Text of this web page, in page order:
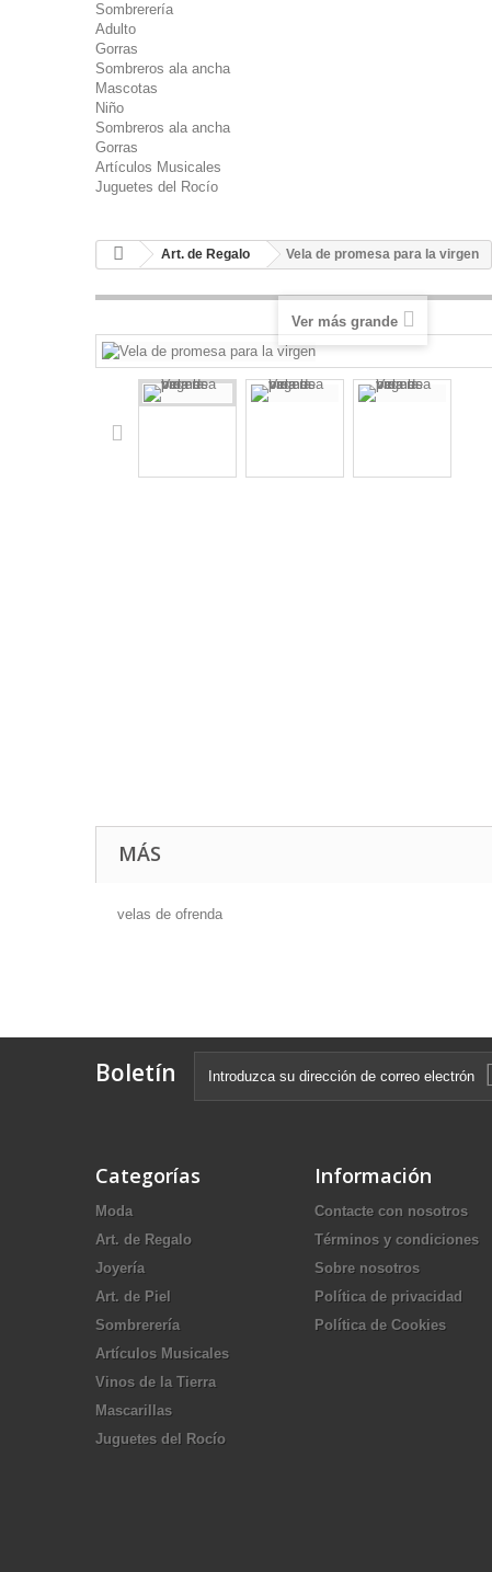
Sombrerería
Adulto
Gorras
Sombreros ala ancha
Mascotas
Niño
Sombreros ala ancha
Gorras
Artículos Musicales
Juguetes del Rocío
Art. de Regalo Vela de promesa para la virgen
Ver más grande
MÁS
velas de ofrenda
Boletín
Categorías
Moda
Art. de Regalo
Joyería
Art. de Piel
Sombrerería
Artículos Musicales
Vinos de la Tierra
Mascarillas
Juguetes del Rocío
Información
Contacte con nosotros
Términos y condiciones
Sobre nosotros
Política de privacidad
Política de Cookies